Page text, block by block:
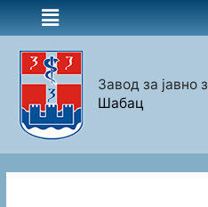
Завод за јавно
Шабац